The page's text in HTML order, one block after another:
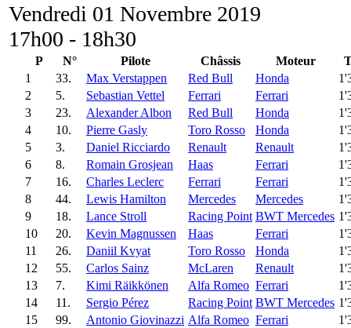
Vendredi 01 Novembre 2019
17h00 - 18h30
P N° Pilote Châssis Moteur
1
33. Max Verstappen Red Bull Honda
2
5. Sebastian Vettel Ferrari Ferrari
3
23. Alexander Albon Red Bull Honda
4
10. Pierre Gasly Toro Rosso Honda
5
3. Daniel Ricciardo Renault Renault
6
8. Romain Grosjean Haas Ferrari
7
16. Charles Leclerc Ferrari Ferrari
8
44. Lewis Hamilton Mercedes Mercedes
9
18. Lance Stroll Racing Point BWT Mercedes
10
20. Kevin Magnussen Haas Ferrari
11
26. Daniil Kvyat Toro Rosso Honda
12
55. Carlos Sainz McLaren Renault
13
7. Kimi Räikkönen Alfa Romeo Ferrari
14
11. Sergio Pérez Racing Point BWT Mercedes
15
99. Antonio Giovinazzi Alfa Romeo Ferrari